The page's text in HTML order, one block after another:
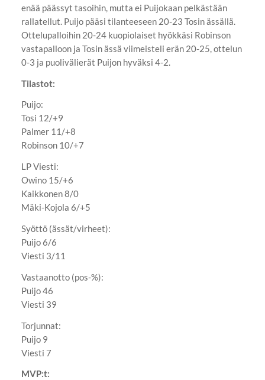
enää päässyt tasoihin, mutta ei Puijokaan pelkästään
rallatellut. Puijo pääsi tilanteeseen 20-23 Tosin ässällä.
Ottelupalloihin 20-24 kuopiolaiset hyökkäsi Robinson
vastapalloon ja Tosin ässä viimeisteli erän 20-25, ottelun
0-3 ja puolivälierät Puijon hyväksi 4-2.
Tilastot:
Puijo:
Tosi 12/+9
Palmer 11/+8
Robinson 10/+7
LP Viesti:
Owino 15/+6
Kaikkonen 8/0
Mäki-Kojola 6/+5
Syöttö (ässät/virheet):
Puijo 6/6
Viesti 3/11
Vastaanotto (pos-%):
Puijo 46
Viesti 39
Torjunnat:
Puijo 9
Viesti 7
MVP:t: